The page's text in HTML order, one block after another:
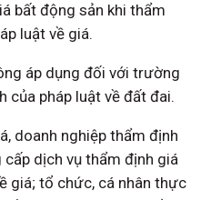
bất động sản khi thẩm
luật về giá.
áp dụng đối với trường
của pháp luật về đất đai.
doanh nghiệp thẩm định
dịch vụ thẩm định giá
giá; tổ chức, cá nhân thực